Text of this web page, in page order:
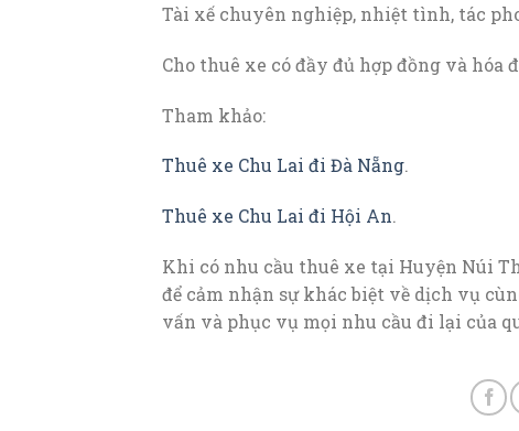
Tài xế chuyên nghiệp, nhiệt tình, tác
Cho thuê xe có đầy đủ hợp đồng và hóa
Tham khảo:
Thuê xe Chu Lai đi Đà Nẵng.
Thuê xe Chu Lai đi Hội An.
Khi có nhu cầu thuê xe tại Huyện Núi
để cảm nhận sự khác biệt về dịch vụ
vấn và phục vụ mọi nhu cầu đi lại của